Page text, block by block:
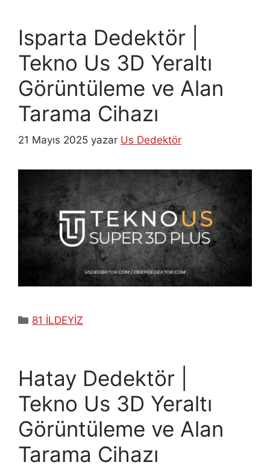
Isparta Dedektör |
Tekno Us 3D Yeraltı
Görüntüleme ve Alan
Tarama Cihazı
21 Mayıs 2025 yazar Us Dedektör
Kategoriler
81 İLDEYİZ
Hatay Dedektör |
Tekno Us 3D Yeraltı
Görüntüleme ve Alan
Tarama Cihazı